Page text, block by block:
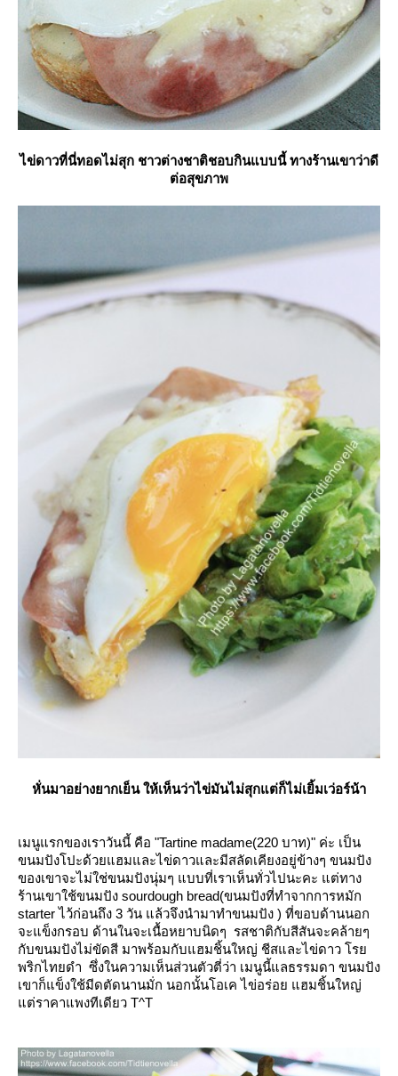
ไข่ดาวที่นี่ทอดไม่สุก ชาวต่างชาติชอบกินแบบนี้ ทางร้านเขาว่าดี
ต่อสุขภาพ
หั่นมาอย่างยากเย็น ให้เห็นว่าไข่มันไม่สุกแต่ก็ไม่เยิ้มเว่อร์น้า
เมนูแรกของเราวันนี้ คือ "Tartine madame(220 บาท)" ค่ะ เป็น
ขนมปังโปะด้วยแฮมและไข่ดาวและมีสลัดเคียงอยู่ข้างๆ ขนมปัง
ของเขาจะไม่ใช่ขนมปังนุ่มๆ แบบที่เราเห็นทั่วไปนะคะ แต่ทาง
ร้านเขาใช้ขนมปัง sourdough bread(ขนมปังที่ทำจากการหมัก
starter ไว้ก่อนถึง 3 วัน แล้วจึงนำมาทำขนมปัง ) ที่ขอบด้านนอก
จะแข็งกรอบ ด้านในจะเนื้อหยาบนิดๆ รสชาติกับสีสันจะคล้ายๆ
กับขนมปังไม่ขัดสี มาพร้อมกับแฮมชิ้นใหญ่ ชีสและไข่ดาว โร
พริกไทยดำ ซึ่งในความเห็นส่วนตัวตี่ว่า เมนูนี้แลธรรมดา ขนมปัง
เขาก็แข็งช้มีดตัดนานมั่ก นอกนั้นโอเค ไข่อร่อย แฮมชิ้นใหญ่
ต่ราคาแพงทีเดียว T^T